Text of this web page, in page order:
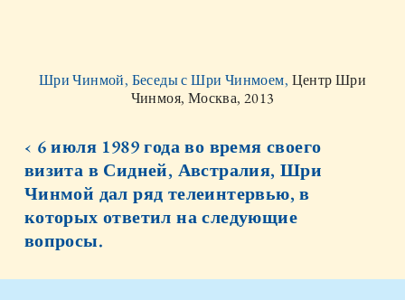
Шри Чинмой, Беседы с Шри Чинмоем, Центр Шри
Чинмоя, Москва, 2013
‹ 6 июля 1989 года во время своего
визита в Сидней, Австралия, Шри
Чинмой дал ряд телеинтервью, в
которых ответил на следующие
вопросы.